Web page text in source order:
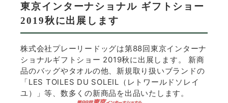
東京インターナショナル ギフトショー
2019秋に出展します
株式会社プレーリードッグは第88回東京インターナ
ショナルギフトショー 2019秋に出展します。 新商
品のバッグやタオルの他、新規取り扱いブランドの
「LES TOILES DU SOLEIL（レトワールドソレイ
ユ）」等、数多くの新商品を出品いたします。